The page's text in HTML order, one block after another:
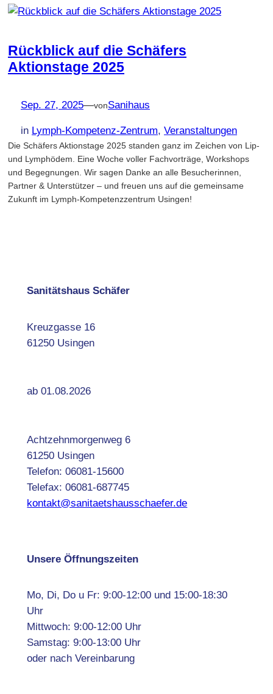
Rückblick auf die Schäfers
Aktionstage 2025
Sep. 27, 2025—vonSanihaus
in Lymph-Kompetenz-Zentrum, Veranstaltungen
Die Schäfers Aktionstage 2025 standen ganz im Zeichen von Lip-
und Lymphödem. Eine Woche voller Fachvorträge, Workshops
und Begegnungen. Wir sagen Danke an alle Besucherinnen,
Partner & Unterstützer – und freuen uns auf die gemeinsame
Zukunft im Lymph-Kompetenzzentrum Usingen!
Sanitätshaus Schäfer
Kreuzgasse 16
61250 Usingen
ab 01.08.2026
Achtzehnmorgenweg 6
61250 Usingen
Telefon: 06081-15600
Telefax: 06081-687745
kontakt@sanitaetshausschaefer.de
Unsere Öffnungszeiten
Mo, Di, Do u Fr: 9:00-12:00 und 15:00-18:30
Uhr
Mittwoch: 9:00-12:00 Uhr
Samstag: 9:00-13:00 Uhr
oder nach Vereinbarung